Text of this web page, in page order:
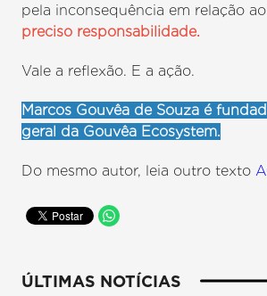
pela inconsequência em relação
preciso responsabilidade.
Vale a reflexão. E a ação.
Marcos Gouvêa de Souza é
geral da Gouvêa Ecosystem.
Do mesmo autor, leia outro texto
ÚLTIMAS NOTÍCIAS